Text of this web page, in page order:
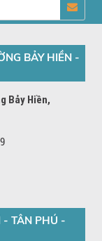
BẢY HIỀN -
Bảy Hiền,
- TÂN PHÚ -